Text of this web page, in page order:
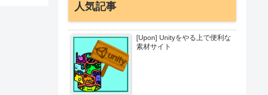
人気記事
[Upon] Unityをやる上で便利な
素材サイト